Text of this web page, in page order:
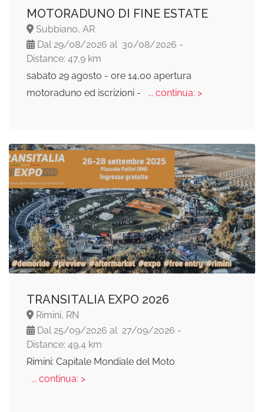
MOTORADUNO DI FINE ESTATE
Subbiano, AR
Dal 29/08/2026 al 30/08/2026 -
Distance: 47,9 km
sabato 29 agosto - ore 14,00 apertura
motoraduno ed iscrizioni -
... continua: >
TRANSITALIA EXPO 2026
Rimini, RN
Dal 25/09/2026 al 27/09/2026 -
Distance: 49,4 km
Rimini: Capitale Mondiale del Moto
... continua: >